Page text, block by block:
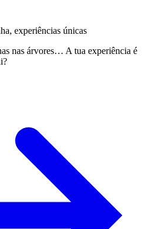
experiências únicas
nas árvores… A tua experiência é